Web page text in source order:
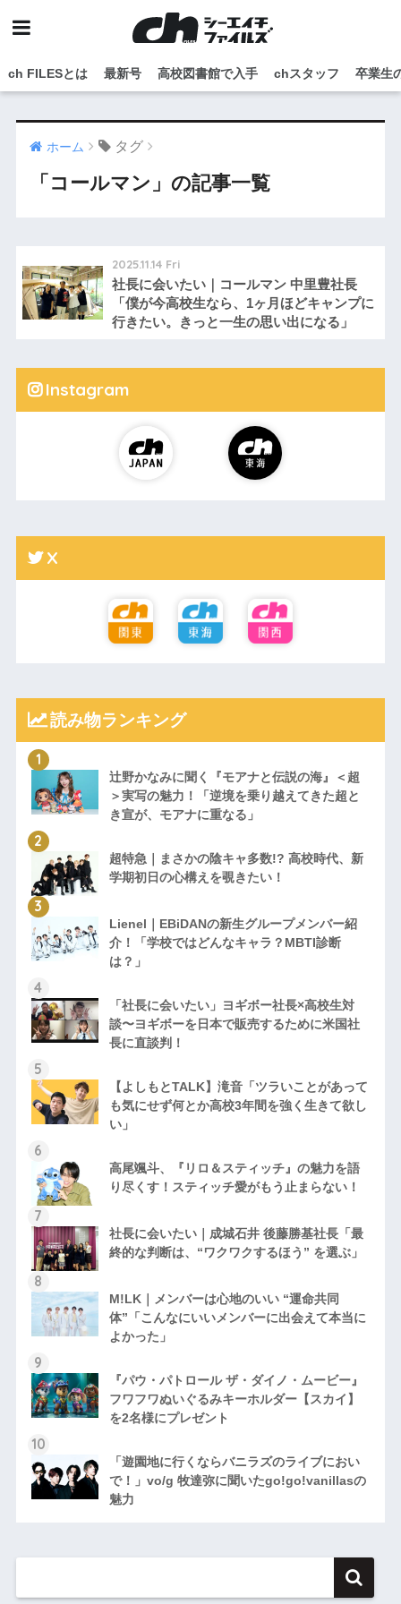
ch FILESとは 最新号 高校図書館で入手 chスタッフ 卒業生
ホーム タグ
「コールマン」の記事一覧
2025.11.14 Fri
社長に会いたい｜コールマン 中里豊社長
「僕が今高校生なら、1ヶ月ほどキャンプに
行きたい。きっと一生の思い出になる」
Instagram
X
読み物ランキング
辻野かなみに聞く『モアナと伝説の海』＜超
＞実写の魅力！「逆境を乗り越えてきた超と
き宣が、モアナに重なる」
超特急｜まさかの陰キャ多数!? 高校時代、新
学期初日の心構えを覗きたい！
Lienel｜EBiDANの新生グループメンバー紹
介！「学校ではどんなキャラ？MBTI診断
は？」
「社長に会いたい」ヨギボー社長×高校生対
談〜ヨギボーを日本で販売するために米国社
長に直談判！
【よしもとTALK】滝音「ツラいことがあって
も気にせず何とか高校3年間を強く生きて欲し
い」
高尾颯斗、『リロ＆スティッチ』の魅力を語
り尽くす！スティッチ愛がもう止まらない！
社長に会いたい｜成城石井 後藤勝基社長「最
終的な判断は、“ワクワクするほう” を選ぶ」
M!LK｜メンバーは心地のいい “運命共同
体”「こんなにいいメンバーに出会えて本当に
よかった」
『パウ・パトロール ザ・ダイノ・ムービー』
フワフワぬいぐるみキーホルダー【スカイ】
を2名様にプレゼント
「遊園地に行くならバニラズのライブにおい
で！」vo/g 牧達弥に聞いたgo!go!vanillasの
魅力